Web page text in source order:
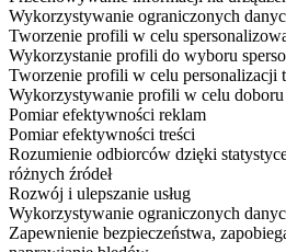
Wykorzystywanie ograniczonych
Tworzenie profili w celu
Wykorzystanie profili do wyboru
Tworzenie profili w celu personalizacji
Wykorzystywanie profili w celu doboru
Pomiar efektywności reklam
Pomiar efektywności treści
Rozumienie odbiorców dzięki
różnych źródeł
Rozwój i ulepszanie usług
Wykorzystywanie ograniczonych
Zapewnienie bezpieczeństwa,